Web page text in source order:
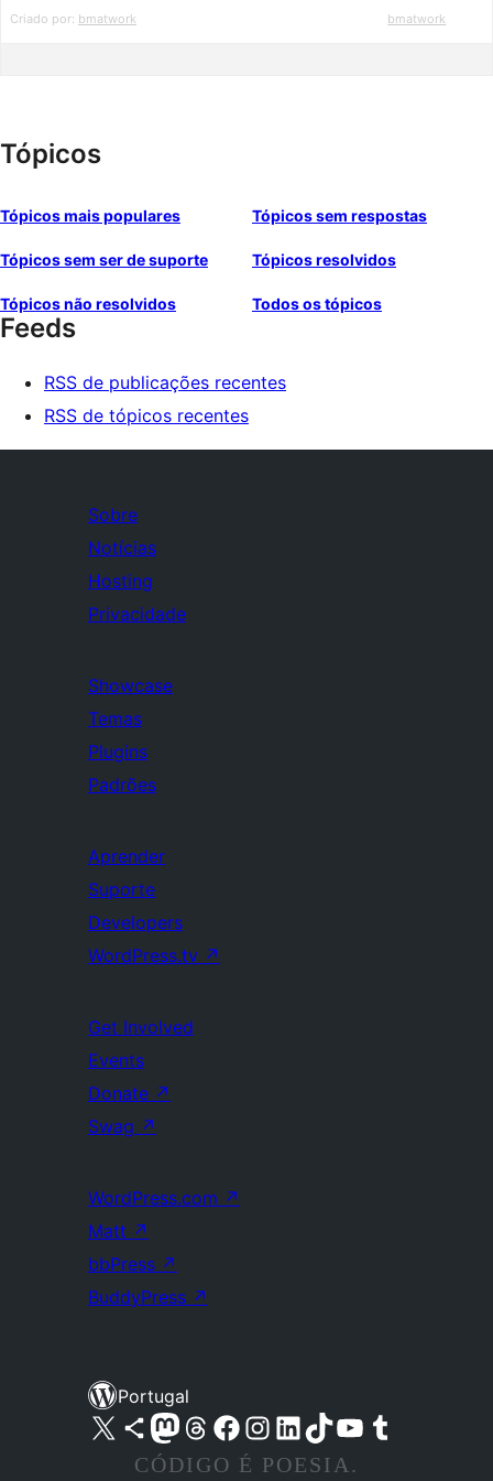
Criado por: bmatwork bmatwork
Tópicos
Tópicos mais populares Tópicos sem respostas
Tópicos sem ser de suporte Tópicos resolvidos
Tópicos não resolvidos Todos os tópicos
Feeds
RSS de publicações recentes
RSS de tópicos recentes
Sobre
Notícias
Hosting
Privacidade
Showcase
Temas
Plugins
Padrões
Aprender
Suporte
Developers
WordPress.tv ↗
Get Involved
Events
Donate ↗
Swag ↗
WordPress.com ↗
Matt ↗
bbPress ↗
BuddyPress ↗
Portugal
Visite a nossa conta X (antigo Twitter)
Visit our Bluesky account
Visit our Mastodon account
Visit our Threads account
Visite a nossa página do Facebook
Visite a nossa conta no Instagram
Visite a nossa conta no LinkedIn
Visit our TikTok account
Visit our YouTube channel
Visit our Tumblr account
CÓDIGO É POESIA.